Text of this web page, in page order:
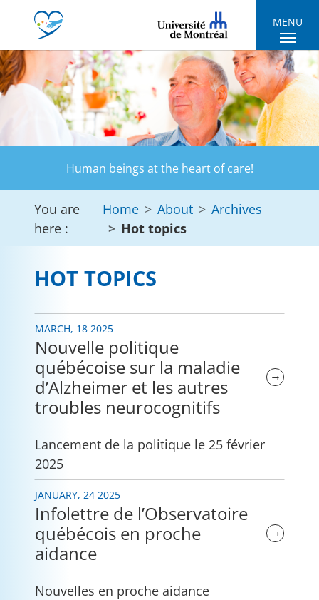
Skip to main navigation
Skip to main content
Skip to page footer
MENU
Human beings at the heart of care!
You are
here :
Home About
Archives
Hot topics
HOT TOPICS
MARCH, 18 2025
Nouvelle politique
québécoise sur la maladie
d’Alzheimer et les autres
troubles neurocognitifs
→
Lancement de la politique le 25 février
2025
JANUARY, 24 2025
Infolettre de l’Observatoire
québécois en proche
aidance
→
Nouvelles en proche aidance